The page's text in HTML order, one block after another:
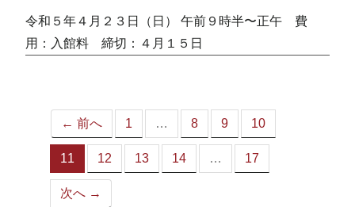
令和５年４月２３日（日） 午前９時半〜正午 費
用：入館料 締切：４月１５日
← 前へ 1 … 8 9 10
11
（こ
の
ペ
12 13 14 … 17
次へ →